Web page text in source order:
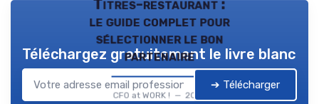
Titres-restaurant :
le guide complet pour
sélectionner le bon
partenaire
CFO at WORK ! — 2026
Téléchargez gratuitement le livre blanc
➔ Télécharger